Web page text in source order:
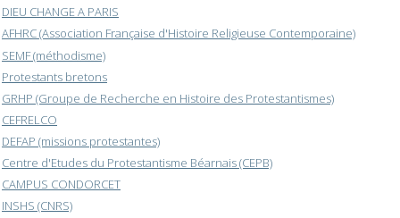
DIEU CHANGE A PARIS
AFHRC (Association Française d'Histoire Religieuse Contemporaine)
SEMF (méthodisme)
Protestants bretons
GRHP (Groupe de Recherche en Histoire des Protestantismes)
CEFRELCO
DEFAP (missions protestantes)
Centre d'Etudes du Protestantisme Béarnais (CEPB)
CAMPUS CONDORCET
INSHS (CNRS)